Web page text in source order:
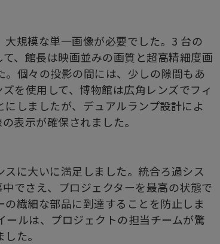
大規模な単一画像が必要でした。3 台の
、館長は映画並みの画質と超高精細度画
個々の投影の間には、少しの隙間もあ
を使用して、博物館は広角レンズでフィ
しましたが、デュアルランプ設計によ
表示が確保されました。
に大いに満足しました。統合ろ過シス
でさえ、プロジェクターを最高の状態で
繊細な部品に到達することを防止しま
ルは、プロジェクトの担当チームが驚
た。